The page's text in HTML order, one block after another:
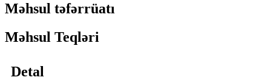
Məhsul təfərrüatı
Məhsul Teqləri
Detal